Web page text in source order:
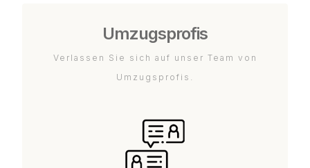
Umzugsprofis
Verlassen Sie sich auf unser Team von
Umzugsprofis.